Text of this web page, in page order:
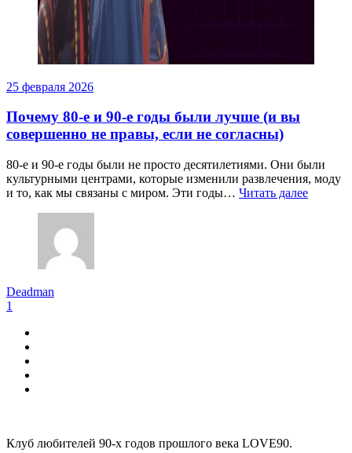
25 февраля 2026
Почему 80-е и 90-е годы были лучше (и вы
совершенно не правы, если не согласны)
80-е и 90-е годы были не просто десятилетиями. Они были
культурными центрами, которые изменили развлечения, моду
и то, как мы связаны с миром. Эти годы… Читать далее
Deadman
1
Клуб любителей 90-х годов прошлого века LOVE90.